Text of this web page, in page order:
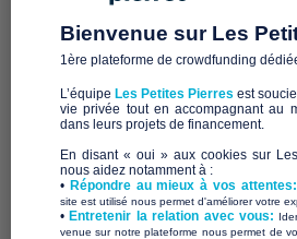
H&H GESTION
LOIRE
Bienvenue sur Les
1ère plateforme de crowdfunding
L’équipe Les Petites Pierres est
vie privée tout en accompagnant au
dans leurs projets de financement.
En disant « oui » aux cookies sur
nous aidez notamment à :
• Répondre au mieux à vos
site est utilisé nous permet d'améliorer votre
•Entretenir la relation avec vous:
venue sur notre plateforme nous permet de